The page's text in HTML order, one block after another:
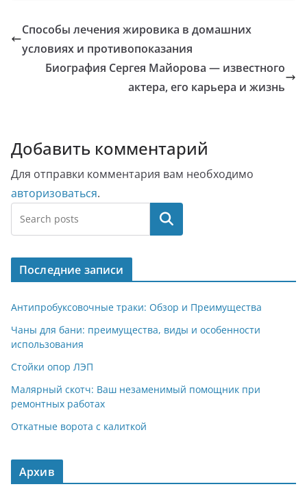
Способы лечения жировика в домашних
условиях и противопоказания
Биография Сергея Майорова — известного
актера, его карьера и жизнь
Добавить комментарий
Для отправки комментария вам необходимо
авторизоваться.
Поиск
Последние записи
Антипробуксовочные траки: Обзор и Преимущества
Чаны для бани: преимущества, виды и особенности
использования
Стойки опор ЛЭП
Малярный скотч: Ваш незаменимый помощник при
ремонтных работах
Откатные ворота с калиткой
Архив